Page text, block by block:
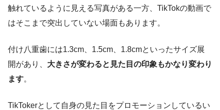
触れているように見える写真がある一方、TikTokの動画で
はそこまで突出していない場面もあります。
付け八重歯には1.3cm、1.5cm、1.8cmといったサイズ展
開があり、 大きさが変わると見た目の印象もかなり変わり
ます。
TikTokerとして自身の見た目をプロモーションしているい